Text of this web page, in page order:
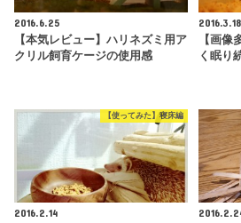
2016.6.25
【本気レビュー】ハリネズミ用ア
クリル飼育ケージの使用感
2016.3.18
【画像
く眠り
【使ってみた】寝床編
2016.2.14